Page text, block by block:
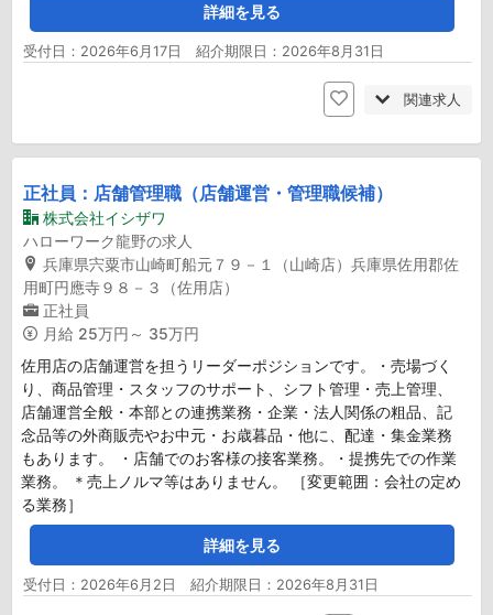
詳細を見る
受付日：2026年6月17日 紹介期限日：2026年8月31日
関連求人
正社員：店舗管理職（店舗運営・管理職候補）
株式会社イシザワ
ハローワーク龍野の求人
兵庫県宍粟市山崎町船元７９－１（山崎店）兵庫県佐用郡佐
用町円應寺９８－３（佐用店）
正社員
月給 25万円～ 35万円
佐用店の店舗運営を担うリーダーポジションです。・売場づく
り、商品管理・スタッフのサポート、シフト管理・売上管理、
店舗運営全般・本部との連携業務・企業・法人関係の粗品、記
念品等の外商販売やお中元・お歳暮品・他に、配達・集金業務
もあります。 ・店舗でのお客様の接客業務。・提携先での作業
業務。 ＊売上ノルマ等はありません。 ［変更範囲：会社の定め
る業務］
詳細を見る
受付日：2026年6月2日 紹介期限日：2026年8月31日